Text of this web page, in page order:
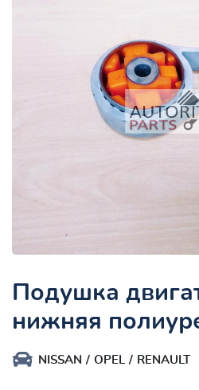
Подушка
нижняя
NISSAN OPEL RENAULT